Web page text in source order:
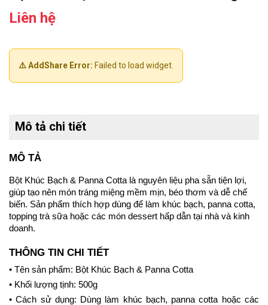
Liên hệ
⚠️ AddShare Error: Failed to load widget.
Mô tả chi tiết
MÔ TẢ
Bột Khúc Bạch & Panna Cotta là nguyên liệu pha sẵn tiện lợi,
giúp tạo nên món tráng miệng mềm mịn, béo thơm và dễ chế
biến. Sản phẩm thích hợp dùng để làm khúc bạch, panna cotta,
topping trà sữa hoặc các món dessert hấp dẫn tại nhà và kinh
doanh.
THÔNG TIN CHI TIẾT
• Tên sản phẩm: Bột Khúc Bạch & Panna Cotta
• Khối lượng tịnh: 500g
• Cách sử dụng: Dùng làm khúc bạch, panna cotta hoặc các